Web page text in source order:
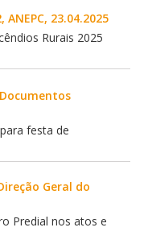
23.04.2025
Rurais 2025
Documentos
festa de
Geral do
Predial nos atos e